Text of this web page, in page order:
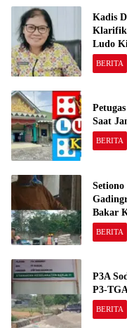
Kadis
Ludo
BERITA
Saat
BERITA
Bakar
BERITA
P3A
P3-
BERITA